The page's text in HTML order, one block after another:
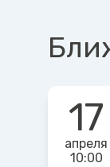
17
апреля
10:00